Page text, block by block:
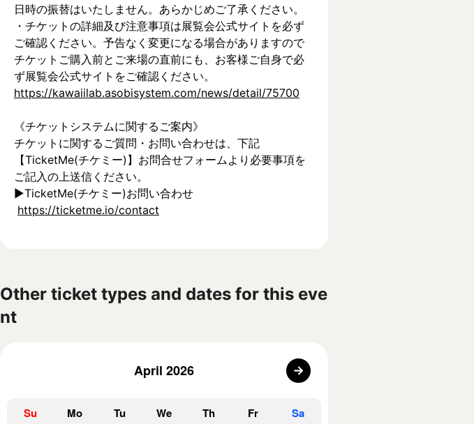
日時の振替はいたしません。あらかじめご了承ください。
・チケットの詳細及び注意事項は展覧会公式サイトを必ず
ご確認ください。予告なく変更になる場合がありますので
チケットご購入前とご来場の直前にも、お客様ご自身で必
ず展覧会公式サイトをご確認ください。
https://kawaiilab.asobisystem.com/news/detail/75700
《チケットシステムに関するご案内》
チケットに関するご質問・お問い合わせは、下記
【TicketMe(チケミー)】お問合せフォームより必要事項を
ご記入の上送信ください。
▶︎TicketMe(チケミー)お問い合わせ
https://ticketme.io/contact
Other ticket types and dates for this eve
nt
April 2026
Su Mo Tu We Th Fr Sa